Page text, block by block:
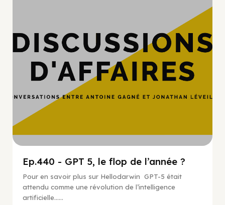
Ep.440 - GPT 5, le flop de l’année ?
Pour en savoir plus sur Hellodarwin GPT-5 était
attendu comme une révolution de l’intelligence
artificielle…...